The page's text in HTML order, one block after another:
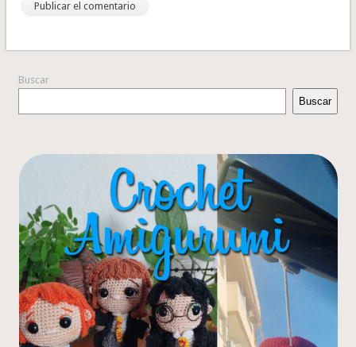
Buscar
Buscar